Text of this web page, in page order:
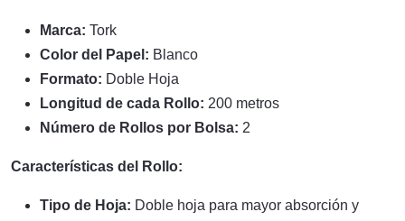
Marca: Tork
Color del Papel: Blanco
Formato: Doble Hoja
Longitud de cada Rollo: 200 metros
Número de Rollos por Bolsa: 2
Características del Rollo:
Tipo de Hoja: Doble hoja para mayor absorción y